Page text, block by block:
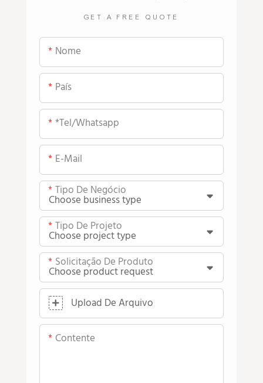
GET A FREE QUOTE
Nome
País
*tel/whatsapp
E-Mail
Tipo De Negócio
Tipo De Projeto
Solicitação De Produto
Upload De Arquivo
Contente